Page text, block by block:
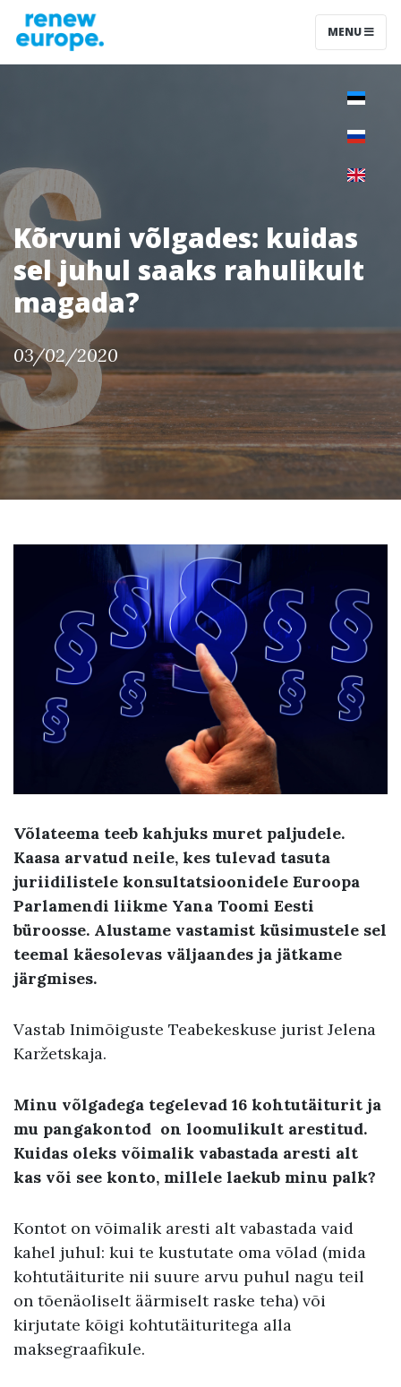
MENU
Kõrvuni võlgades: kuidas
sel juhul saaks rahulikult
magada?
03/02/2020
Võlateema teeb kahjuks muret paljudele.
Kaasa arvatud neile, kes tulevad tasuta
juriidilistele konsultatsioonidele Euroopa
Parlamendi liikme Yana Toomi Eesti
büroosse. Alustame vastamist küsimustele sel
teemal käesolevas väljaandes ja jätkame
järgmises.
Vastab Inimõiguste Teabekeskuse jurist Jelena
Karžetskaja.
Minu võlgadega tegelevad 16 kohtutäiturit ja
mu pangakontod on loomulikult arestitud.
Kuidas oleks võimalik vabastada aresti alt
kas või see konto, millele laekub minu palk?
Kontot on võimalik aresti alt vabastada vaid
kahel juhul: kui te kustutate oma võlad (mida
kohtutäiturite nii suure arvu puhul nagu teil
on tõenäoliselt äärmiselt raske teha) või
kirjutate kõigi kohtutäituritega alla
maksegraafikule.